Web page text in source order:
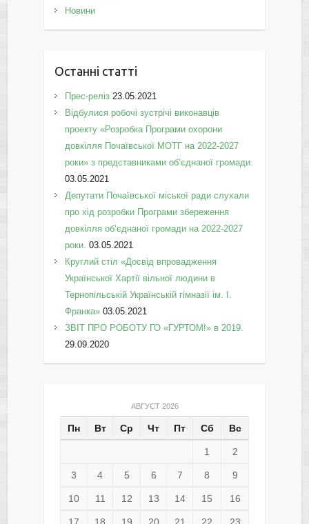
Новини
Останні статті
Прес-реліз 23.05.2021
Відбулися робочі зустрічі виконавців
проекту «Розробка Програми охорони
довкілля Почаївської МОТГ на 2022-2027
роки» з представниками об’єднаної громади.
03.05.2021
Депутати Почаївської міської ради слухали
про хід розробки Програми збереження
довкілля об’єднаної громади на 2022-2027
роки. 03.05.2021
Круглий стіл «Досвід впровадження
Української Хартії вільної людини в
Тернопільській Українській гімназії ім. І.
Франка» 03.05.2021
ЗВІТ ПРО РОБОТУ ГО «ГУРТОМ!» в 2019.
29.09.2020
АВГУСТ 2026
Пн Вт Ср Чт Пт Сб Вс
1 2
3 4 5 6 7 8 9
10 11 12 13 14 15 16
17 18 19 20 21 22 23